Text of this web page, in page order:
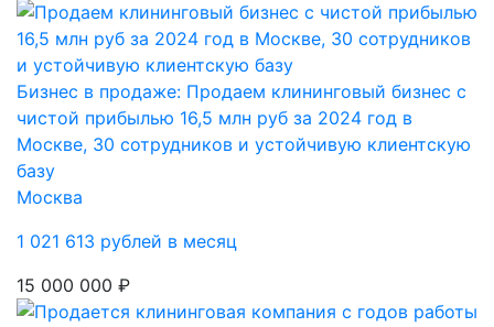
Бизнес в продаже: Продаем клининговый бизнес с
чистой прибылью 16,5 млн руб за 2024 год в
Москве, 30 сотрудников и устойчивую клиентскую
базу
Москва
1 021 613 рублей в месяц
15 000 000 ₽